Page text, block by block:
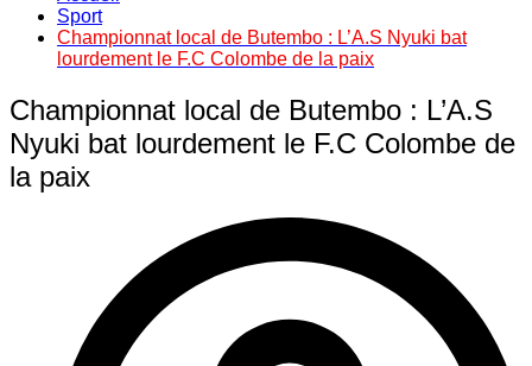
Sport
Championnat local de Butembo : L’A.S Nyuki bat
lourdement le F.C Colombe de la paix
Championnat local de Butembo : L’A.S
Nyuki bat lourdement le F.C Colombe de
la paix